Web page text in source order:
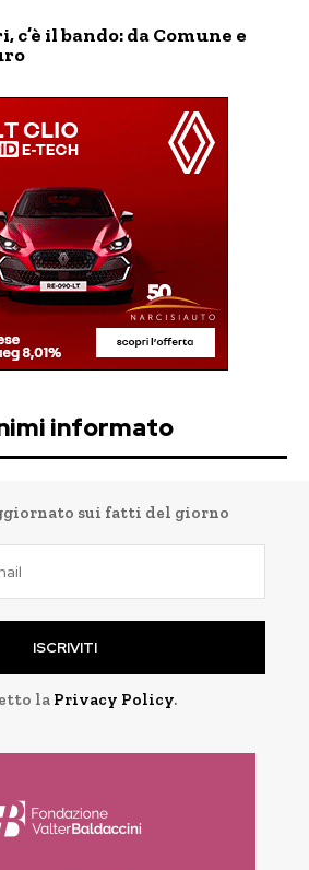
il bando: da Comune e
informato
sui fatti del giorno
ISCRIVITI
la Privacy Policy.